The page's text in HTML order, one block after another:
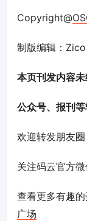
Copyright@
制版编辑：Zico
本页刊发内容
公众号、报刊
欢迎转发朋友
关注码云官方
查看更多有趣
广场